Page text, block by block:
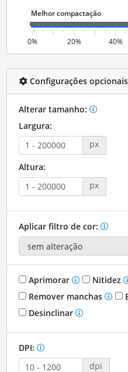
0% 20% 40%
Configurações opcionais
Alterar tamanho:
Largura:
px
Altura:
px
Aplicar filtro de cor:
Aprimorar Nitidez
Remover manchas
Desinclinar
DPI:
dpi